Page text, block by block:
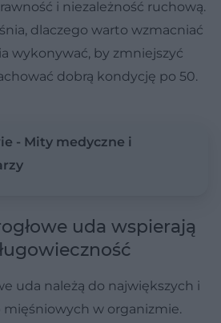
i niezależność ruchową.
dlaczego warto wzmacniać
wykonywać, by zmniejszyć
dobrą kondycję po 50.
- Mity medyczne i
uda wspierają
uda należą do największych i
w organizmie.